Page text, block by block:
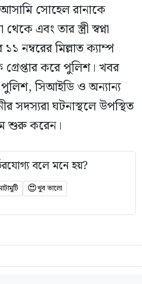
সোহেল রানাকে
থেকে এবং তার স্ত্রী স্বপ্না
নম্বরের মিল্লাত ক্যাম্প
গ্রেপ্তার করে পুলিশ। খবর
পুলিশ, সিআইডি ও অন্যান্য
সদস্যরা ঘটনাস্থলে উপস্থিত
শুরু করেন।
বলে মনে হয়?
😍খুব ভালো